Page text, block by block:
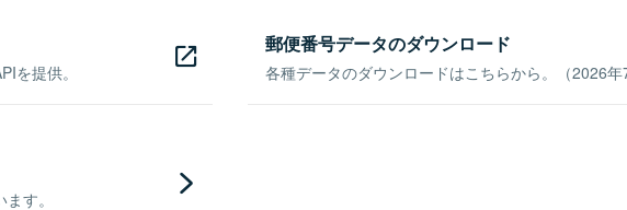
を提供。
郵便番号データのダウンロード
各種データのダウンロードはこちらから。（2026年
す。